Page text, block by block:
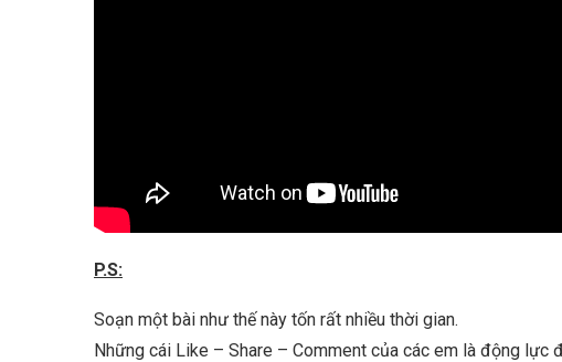
P.S:
Soạn một bài như thế này tốn rất nhiều thời gian.
Những cái Like – Share – Comment của các em là động lực